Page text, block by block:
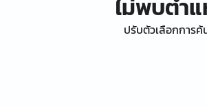
ไม่พบตำ
ปรับตัวเลือกการ